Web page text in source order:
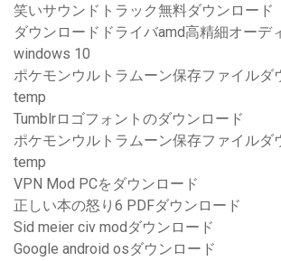
笑いサウンドトラック無料ダウンロード
ダウンロードドライバamd高精細オーデ
windows 10
ポケモンウルトラムーン保存ファイルダ
temp
Tumblrロゴフォントのダウンロード
ポケモンウルトラムーン保存ファイルダ
temp
VPN Mod PCをダウンロード
正しい本の怒り6 PDFダウンロード
Sid meier civ modダウンロード
Google android osダウンロード